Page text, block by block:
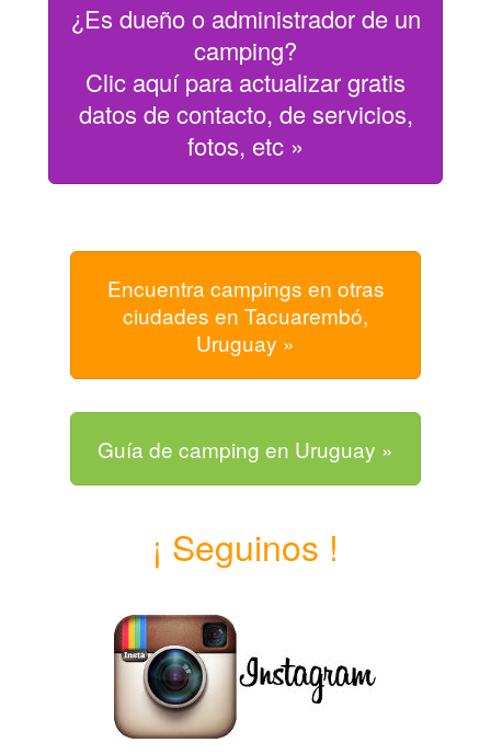
¿Es dueño o administrador de un
camping?
Clic aquí para actualizar gratis
datos de contacto, de servicios,
fotos, etc »
Encuentra campings en otras
ciudades en Tacuarembó,
Uruguay »
Guía de camping en Uruguay »
¡ Seguinos !